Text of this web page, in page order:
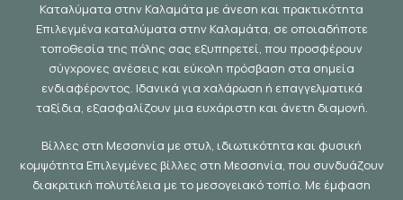
Καταλύματα στην Καλαμάτα με άνεση και πρακτικότητα
Επιλεγμένα καταλύματα στην Καλαμάτα, σε οποιαδήποτε
τοποθεσία της πόλης σας εξυπηρετεί, που προσφέρουν
σύγχρονες ανέσεις και εύκολη πρόσβαση στα σημεία
ενδιαφέροντος. Ιδανικά για χαλάρωση ή επαγγελματικά
ταξίδια, εξασφαλίζουν μια ευχάριστη και άνετη διαμονή.
Βίλλες στη Μεσσηνία με στυλ, ιδιωτικότητα και φυσική
κομψότητα Επιλεγμένες βίλλες στη Μεσσηνία, που συνδυάζουν
διακριτική πολυτέλεια με το μεσογειακό τοπίο. Με έμφαση